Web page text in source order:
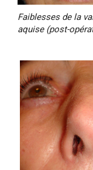
Faiblesses de la
aquise (post-